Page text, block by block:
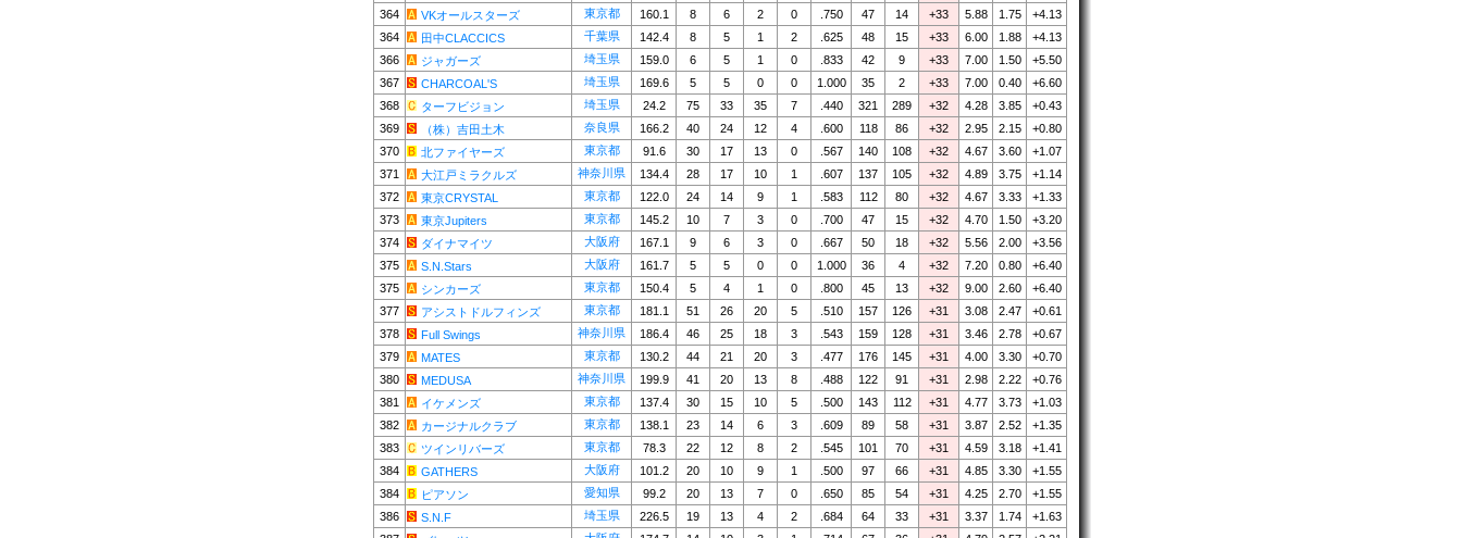
364
VKオールスターズ 東京都 160.1 8 6 2 0 .750 47 14 +33 5.88 1.75
+4.13
364
田中CLACCICS 千葉県 142.4 8 5 1 2 .625 48 15 +33 6.00 1.88
+4.13
366
ジャガーズ 埼玉県 159.0 6 5 1 0 .833 42 9 +33 7.00 1.50
+5.50
367
CHARCOAL'S 埼玉県 169.6 5 5 0 0 1.000 35 2 +33 7.00 0.40
+6.60
368
ターフビジョン 埼玉県 24.2 75 33 35 7 .440 321 289 +32 4.28 3.85
+0.43
369
（株）吉田土木 奈良県 166.2 40 24 12 4 .600 118 86 +32 2.95 2.15
+0.80
370
北ファイヤーズ 東京都 91.6 30 17 13 0 .567 140 108 +32 4.67 3.60
+1.07
371
大江戸ミラクルズ 神奈川県 134.4 28 17 10 1 .607 137 105 +32 4.89 3.75
+1.14
372
東京CRYSTAL 東京都 122.0 24 14 9 1 .583 112 80 +32 4.67 3.33
+1.33
373
東京Jupiters 東京都 145.2 10 7 3 0 .700 47 15 +32 4.70 1.50
+3.20
374
ダイナマイツ 大阪府 167.1 9 6 3 0 .667 50 18 +32 5.56 2.00
+3.56
375
S.N.Stars 大阪府 161.7 5 5 0 0 1.000 36 4 +32 7.20 0.80
+6.40
375
シンカーズ 東京都 150.4 5 4 1 0 .800 45 13 +32 9.00 2.60
+6.40
377
アシストドルフィンズ 東京都 181.1 51 26 20 5 .510 157 126 +31 3.08 2.47
+0.61
378
Full Swings 神奈川県 186.4 46 25 18 3 .543 159 128 +31 3.46 2.78
+0.67
379
MATES 東京都 130.2 44 21 20 3 .477 176 145 +31 4.00 3.30
+0.70
380
MEDUSA 神奈川県 199.9 41 20 13 8 .488 122 91 +31 2.98 2.22
+0.76
381
イケメンズ 東京都 137.4 30 15 10 5 .500 143 112 +31 4.77 3.73
+1.03
382
カージナルクラブ 東京都 138.1 23 14 6 3 .609 89 58 +31 3.87 2.52
+1.35
383
ツインリバーズ 東京都 78.3 22 12 8 2 .545 101 70 +31 4.59 3.18
+1.41
384
GATHERS 大阪府 101.2 20 10 9 1 .500 97 66 +31 4.85 3.30
+1.55
384
ピアソン 愛知県 99.2 20 13 7 0 .650 85 54 +31 4.25 2.70
+1.55
386
S.N.F 埼玉県 226.5 19 13 4 2 .684 64 33 +31 3.37 1.74
+1.63